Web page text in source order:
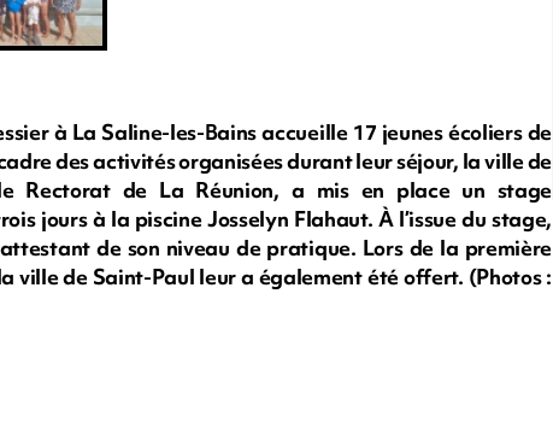
à La Saline-les-Bains accueille 17 jeunes écoliers de
des activités organisées durant leur séjour, la ville de
Rectorat de La Réunion, a mis en place un stage
jours à la piscine Josselyn Flahaut. À l’issue du stage,
de son niveau de pratique. Lors de la première
ville de Saint-Paul leur a également été offert. (Photos :